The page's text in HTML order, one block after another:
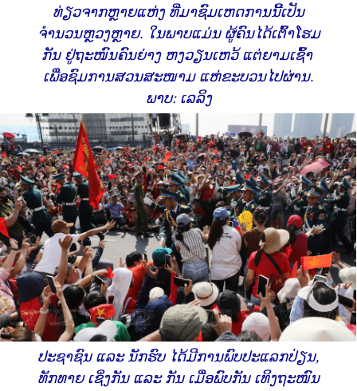
ທ່ຽວ​ຈາກ​ຫຼາຍ​ແຫ່ງ ​ທີ່​ມາ​ຊົມ​ເຫດການ​ນີ້​ເປັນ​
ຈຳນວນ​ຫຼວງ​ຫຼາຍ. ​ໃນ​ພາບແມ່ນ ຜູ້​ຄົນ​ໄດ້​ເຕົ້າ​ໂຮມ​
ກັນ ​ຢູ່​ຖະໜົນ​ຄົນ​ຍ່າງ ຫງວຽນ​ເຫວ້ ​ແຕ່​ຍາມ​ເຊົ້າ ​
ເພື່ອ​ຊົມ​ການສວນສະໜາມ ​ແຫ່​ຂະ​ບວນໄປຜ່ານ.
ພາບ: ເລລິງ
ປະຊາຊົນ ​ແລະ ນັກຮົບ ​ໄດ້​ມີ​ການພົບປະແລກປ່ຽນ,
ທັກທາຍ ເຊິ່ງກັນ ​ແລະ ກັນ ​ເມື່ອ​ພົບ​ກັນ ເທິງ​ຖະໜົນ